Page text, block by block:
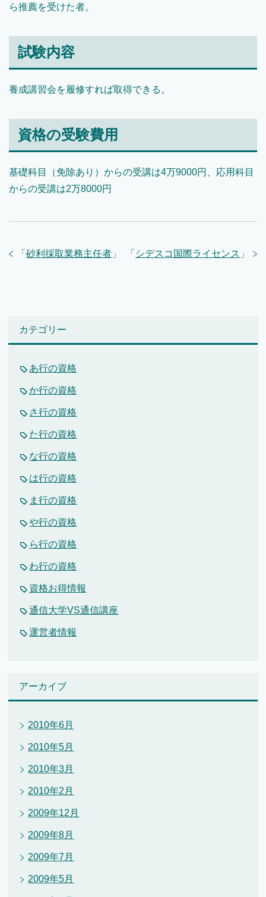
ら推薦を受けた者。
試験内容
養成講習会を履修すれば取得できる。
資格の受験費用
基礎科目（免除あり）からの受講は4万9000円、応用科目
からの受講は2万8000円
「 シデスコ国際ライセンス 」
「 砂利採取業務主任者 」
カテゴリー
あ行の資格
か行の資格
さ行の資格
た行の資格
な行の資格
は行の資格
ま行の資格
や行の資格
ら行の資格
わ行の資格
資格お得情報
通信大学VS通信講座
運営者情報
アーカイブ
2010年6月
2010年5月
2010年3月
2010年2月
2009年12月
2009年8月
2009年7月
2009年5月